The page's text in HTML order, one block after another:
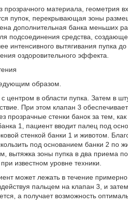
материала, геометрия
пупок, перекрывающая зоны
дополнительная банка меньших
подсоединения средства,
интенсивного вытягивания
оздоровительного эффекта.
образом.
с центром в области пупка. Затем в
При этом клапан 3
прозрачные стенки банок за тем,
1, пациент вводит палец под
стенкой банки 1 и животом.
под основанием банки 2
вытяжка зоны пупка в два приема
известном уровне техники.
может лежать в течение
пальцем на клапан 3, и
а получает возможность